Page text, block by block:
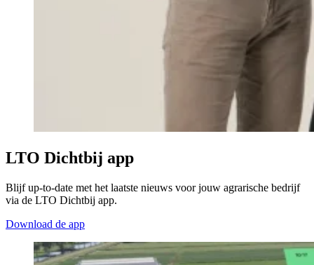
LTO Dichtbij app
Blijf up-to-date met het laatste nieuws voor jouw agrarische bedrijf
via de LTO Dichtbij app.
Download de app